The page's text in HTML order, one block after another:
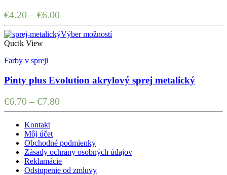
€4.20 – €6.00
Výber možností
Qucik View
Farby v spreji
Pinty plus Evolution akrylový sprej metalický
€6.70 – €7.80
Kontakt
Môj účet
Obchodné podmienky
Zásady ochrany osobných údajov
Reklamácie
Odstupenie od zmluvy